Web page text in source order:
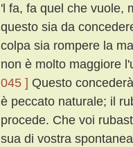
'l fa, fa quel che vuole,
questo sia da
colpa sia rompere la
non è molto maggiore
045 ] Questo
è peccato naturale; il
procede. Che voi
sua di vostra